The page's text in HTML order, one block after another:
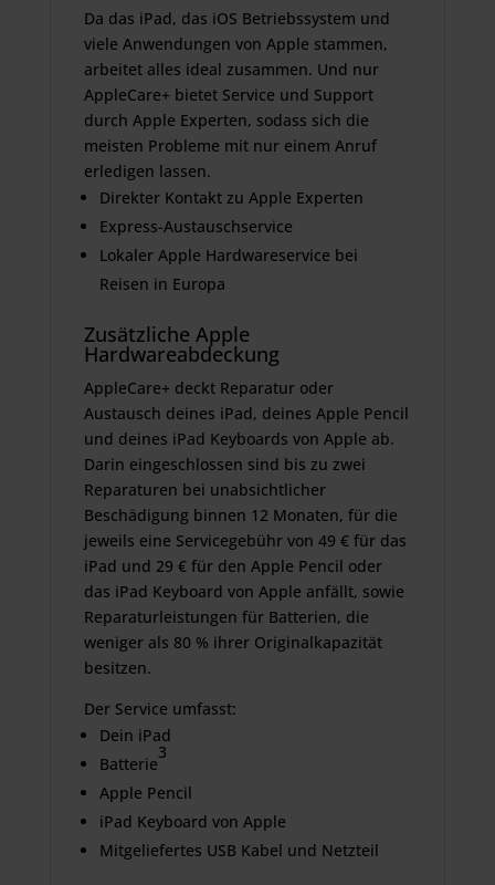
Da das iPad, das iOS Betriebssystem und
viele Anwendungen von Apple stammen,
arbeitet alles ideal zusammen. Und nur
AppleCare+ bietet Service und Support
durch Apple Experten, sodass sich die
meisten Probleme mit nur einem Anruf
erledigen lassen.
Direkter Kontakt zu Apple Experten
Express-Austauschservice
Lokaler Apple Hardwareservice bei
Reisen in Europa
Zusätzliche Apple
Hardwareabdeckung
AppleCare+ deckt Reparatur oder
Austausch deines iPad, deines Apple Pencil
und deines iPad Keyboards von Apple ab.
Darin eingeschlossen sind bis zu zwei
Reparaturen bei unab­sichtlicher
Beschädigung binnen 12 Monaten, für die
jeweils eine Servicegebühr von 49 € für das
iPad und 29 € für den Apple Pencil oder
das iPad Keyboard von Apple anfällt, sowie
Reparatur­leistungen für Batterien, die
weniger als 80 % ihrer Original­kapazität
besitzen.
Der Service umfasst:
Dein iPad
Batterie
3
Apple Pencil
iPad Keyboard von Apple
Mitgeliefertes USB Kabel und Netzteil